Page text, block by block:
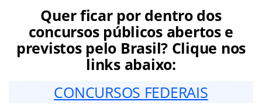
Quer ficar por dentro dos
concursos públicos abertos e
previstos pelo Brasil? Clique nos
links abaixo:
CONCURSOS FEDERAIS